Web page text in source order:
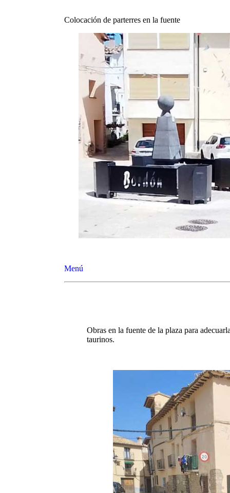
Colocación de parterres en la fuente
Menú
Obras en la fuente de la plaza para
taurinos.